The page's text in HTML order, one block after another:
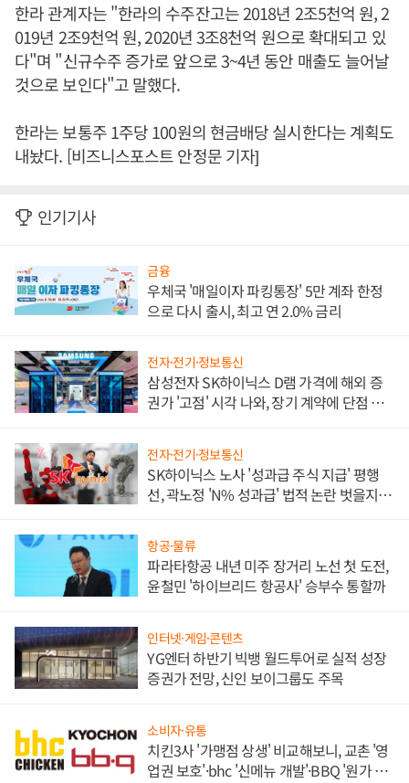
한라 관계자는 "한라의 수주잔고는 2018년 2조5천억 원, 2
019년 2조9천억 원, 2020년 3조8천억 원으로 확대되고 있
다"며 "신규수주 증가로 앞으로 3~4년 동안 매출도 늘어날
것으로 보인다"고 말했다.
한라는 보통주 1주당 100원의 현금배당 실시한다는 계획도
내놨다. [비즈니스포스트 안정문 기자]
인기기사
금융
우체국 '매일이자 파킹통장' 5만 계좌 한정
으로 다시 출시, 최고 연 2.0% 금리
전자·전기·정보통신
삼성전자 SK하이닉스 D램 가격에 해외 증
권가 '고점' 시각 나와, 장기 계약에 단점 부
전자·전기·정보통신
SK하이닉스 노사 '성과급 주식 지급' 평행
선, 곽노정 'N% 성과급' 법적 논란 벗을지 주
항공·물류
파라타항공 내년 미주 장거리 노선 첫 도전,
윤철민 '하이브리드 항공사' 승부수 통할까
인터넷·게임·콘텐츠
YG엔터 하반기 빅뱅 월드투어로 실적 성장
증권가 전망, 신인 보이그룹도 주목
소비자·유통
치킨3사 '가맹점 상생' 비교해보니, 교촌 '영
업권 보호'·bhc '신메뉴 개발'·BBQ '원가 부